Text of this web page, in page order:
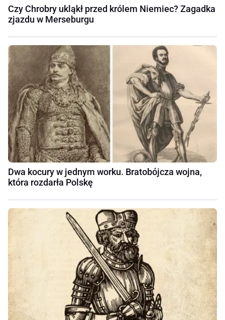
Czy Chrobry ukląkł przed królem Niemiec? Zagadka
zjazdu w Merseburgu
Dwa kocury w jednym worku. Bratobójcza wojna,
która rozdarła Polskę